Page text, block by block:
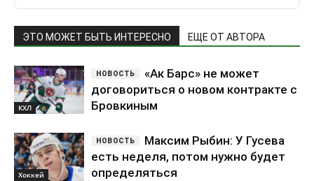
ЭТО МОЖЕТ БЫТЬ ИНТЕРЕСНО ЕЩЕ ОТ АВТОРА
КХЛ
«Ак Барс» не может
договориться о новом контракте с
Бровкиным
Хоккей
Максим Рыбин: У Гусева
есть неделя, потом нужно будет
определяться